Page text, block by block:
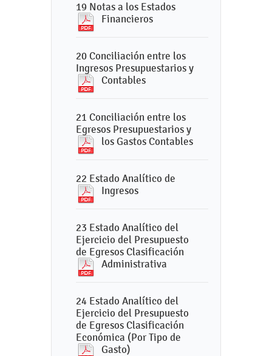
19 Notas a los Estados
Financieros
20 Conciliación entre los
Ingresos Presupuestarios y
Contables
21 Conciliación entre los
Egresos Presupuestarios y
los Gastos Contables
22 Estado Analítico de
Ingresos
23 Estado Analítico del
Ejercicio del Presupuesto
de Egresos Clasificación
Administrativa
24 Estado Analítico del
Ejercicio del Presupuesto
de Egresos Clasificación
Económica (Por Tipo de
Gasto)